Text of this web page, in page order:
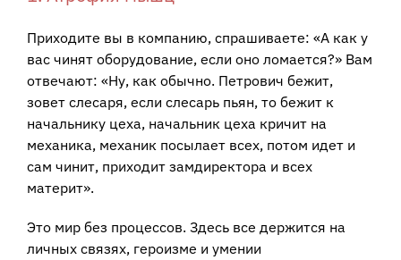
Приходите вы в компанию, спрашиваете: «А как у
вас чинят оборудование, если оно ломается?» Вам
отвечают: «Ну, как обычно. Петрович бежит,
зовет слесаря, если слесарь пьян, то бежит к
начальнику цеха, начальник цеха кричит на
механика, механик посылает всех, потом идет и
сам чинит, приходит замдиректора и всех
материт».
Это мир без процессов. Здесь все держится на
личных связях, героизме и умении